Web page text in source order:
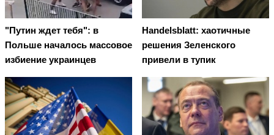
"Путин ждет тебя": в
Польше началось массовое
избиение украинцев
Handelsblatt: хаотичные
решения Зеленского
привели в тупик